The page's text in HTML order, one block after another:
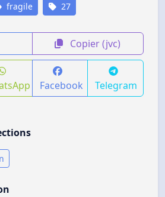
fragile 27
Copier (jvc)
Facebook Telegram